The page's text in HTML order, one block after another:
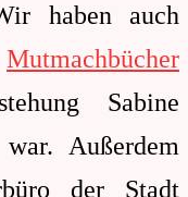
haben auch
Mutmachbücher
Sabine
Außerdem
der Stadt